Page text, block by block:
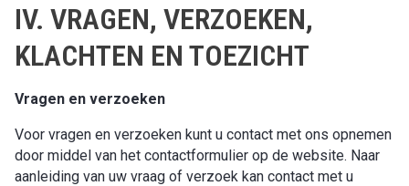
IV. VRAGEN, VERZOEKEN,
KLACHTEN EN TOEZICHT
Vragen en verzoeken
Voor vragen en verzoeken kunt u contact met ons opnemen
door middel van het contactformulier op de website. Naar
aanleiding van uw vraag of verzoek kan contact met u